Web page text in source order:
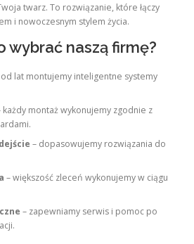
twarz. To rozwiązanie, które łączy
i nowoczesnym stylem życia.
wybrać naszą firmę?
od lat montujemy inteligentne systemy
każdy montaż wykonujemy zgodnie z
– dopasowujemy rozwiązania do
– większość zleceń wykonujemy w ciągu
– zapewniamy serwis i pomoc po